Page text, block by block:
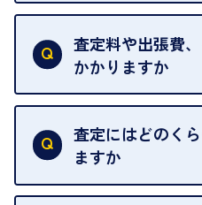
を整えておりますの
い。
お急ぎの場合はスタッ
可能な限り、迅速に
当店は質店ではあり
は基本的に販売へと回
せんので、ご了承くだ
グオフが可能です。
契約破棄という形で、
きます。
売却当日を含む8日間
査定料や出張費
かかりますか
一切いただいており
だけない場合は、その
ございません。お気軽
査定にはどのく
ますか
お品物の内容や点数